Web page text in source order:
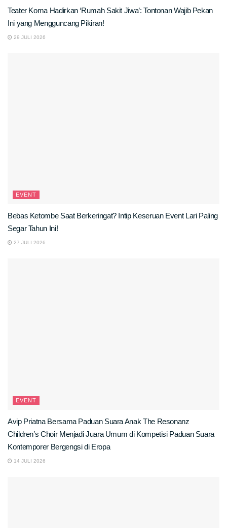
Teater Koma Hadirkan ‘Rumah Sakit Jiwa’: Tontonan Wajib Pekan
Ini yang Mengguncang Pikiran!
29 JULI 2026
EVENT
Bebas Ketombe Saat Berkeringat? Intip Keseruan Event Lari Paling
Segar Tahun Ini!
27 JULI 2026
EVENT
Avip Priatna Bersama Paduan Suara Anak The Resonanz
Children’s Choir Menjadi Juara Umum di Kompetisi Paduan Suara
Kontemporer Bergengsi di Eropa
14 JULI 2026